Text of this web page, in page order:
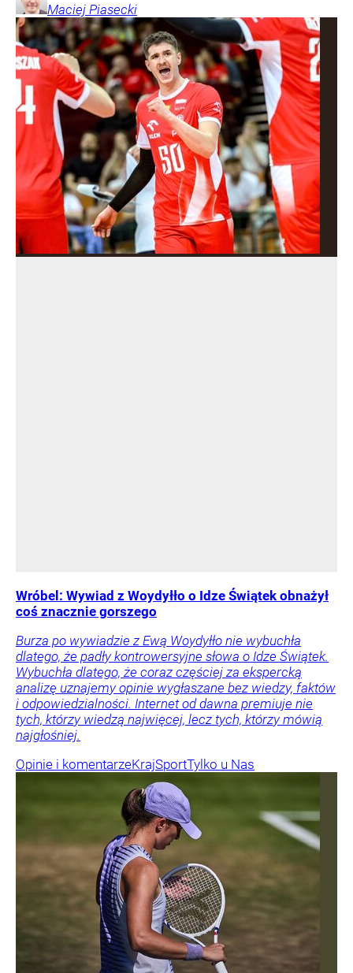
Maciej Piasecki
Wróbel: Wywiad z Woydyłło o Idze Świątek obnażył
coś znacznie gorszego
Burza po wywiadzie z Ewą Woydyłło nie wybuchła
dlatego, że padły kontrowersyjne słowa o Idze Świątek.
Wybuchła dlatego, że coraz częściej za ekspercką
analizę uznajemy opinie wygłaszane bez wiedzy, faktów
i odpowiedzialności. Internet od dawna premiuje nie
tych, którzy wiedzą najwięcej, lecz tych, którzy mówią
najgłośniej.
Opinie i komentarzeKrajSportTylko u Nas